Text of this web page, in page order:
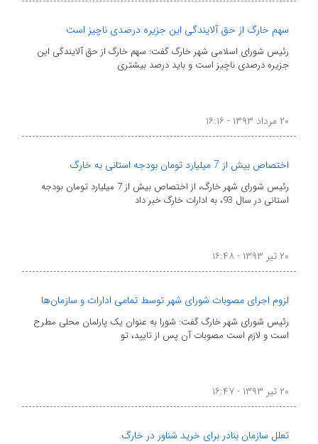
سهم خارگ از حق آلایندگی این جزیره درصدی ناچیز است
رئیس شورای اسلامی شهر خارگ گفت: سهم خارگ از حق آلایندگی این
جزیره درصدی ناچیز است و باید درصد بیشتری
۲۰ مرداد ۱۳۹۳ - ۱۶:۱۶
اختصاص بیش از 7 میلیارد تومان بودجه استانی به خارگ
رئیس شورای شهر خارگ، از اختصاص بیش از 7 میلیارد تومان بودجه
استانی در سال 93، به ادارات خارگ خبر داد
۲۰ تیر ۱۳۹۳ - ۱۶:۴۸
لزوم اجرای مصوبات شورای شهر توسط تمامی ادارات و سازمان‌ها
رئیس شورای شهر خارگ گفت: شورا به عنوان یک پارلمان محلی مطرح
است و لازم است مصوبات آن پس از تایید، تو
۲۰ تیر ۱۳۹۳ - ۱۶:۴۷
تعلل سازمان بنادر برای خرید شناور در خارگ